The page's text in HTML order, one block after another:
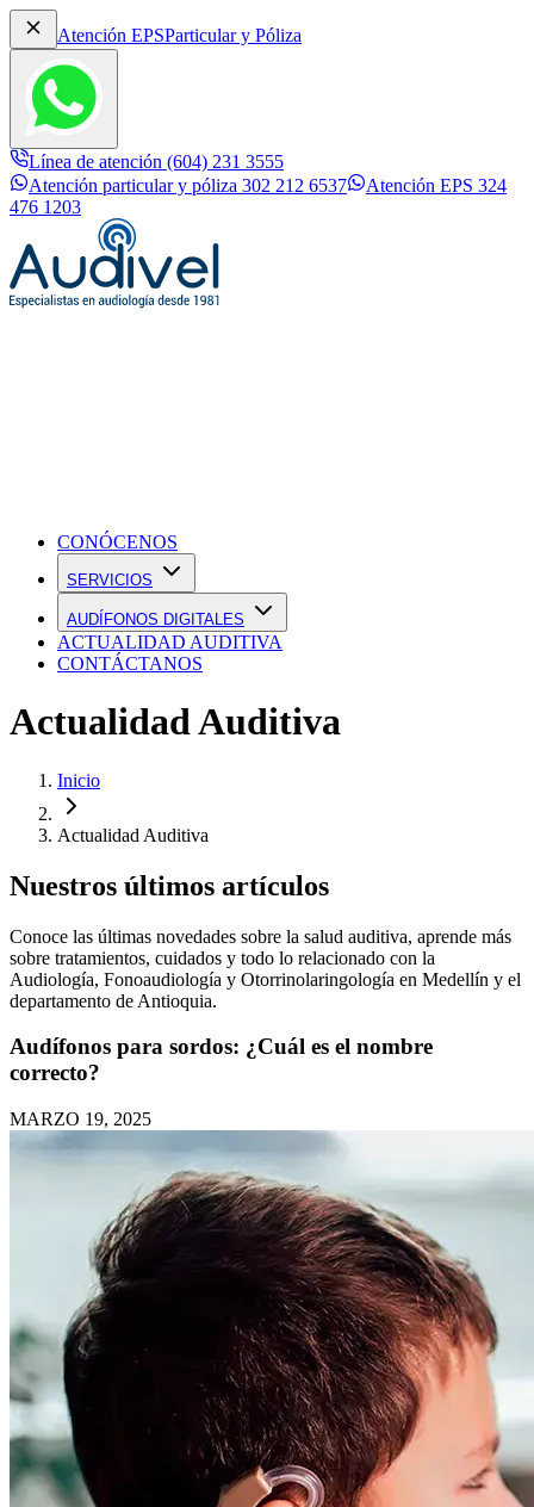
Atención EPSParticular y Póliza
Línea de atención (604) 231 3555
Atención particular y póliza 302 212 6537
Atención EPS 324
476 1203
Contáctanos
CONÓCENOS
SERVICIOS
AUDÍFONOS DIGITALES
ACTUALIDAD AUDITIVA
CONTÁCTANOS
Actualidad Auditiva
Inicio
Actualidad Auditiva
Nuestros últimos artículos
Conoce las últimas novedades sobre la salud auditiva, aprende más
sobre tratamientos, cuidados y todo lo relacionado con la
Audiología, Fonoaudiología y Otorrinolaringología en Medellín y el
departamento de Antioquia.
Audífonos para sordos: ¿Cuál es el nombre
correcto?
MARZO 19, 2025